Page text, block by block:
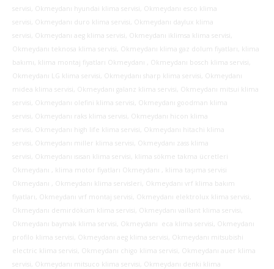
servisi, Okmeydanı hyundai klima servisi, Okmeydanı esco klima
servisi, Okmeydanı duro klima servisi, Okmeydanı daylux klima
servisi, Okmeydanı aeg klima servisi, Okmeydanı iklimsa klima servisi,
Okmeydanı teknosa klima servisi, Okmeydanı klima gaz dolum fiyatları, klima
bakımı, klima montaj fiyatları Okmeydanı , Okmeydanı bosch klima servisi,
Okmeydanı LG klima servisi, Okmeydanı sharp klima servisi, Okmeydanı
midea klima servisi, Okmeydanı galanz klima servisi, Okmeydanı mitsui klima
servisi, Okmeydanı olefini klima servisi, Okmeydanı goodman klima
servisi, Okmeydanı raks klima servisi, Okmeydanı hicon klima
servisi, Okmeydanı high life klima servisi, Okmeydanı hitachi klima
servisi, Okmeydanı miller klima servisi, Okmeydanı zass klima
servisi, Okmeydanı ısısan klima servisi, klima sökme takma ücretleri
Okmeydanı , klima motor fiyatları Okmeydanı , klima taşıma servisi
Okmeydanı , Okmeydanı klima servisleri, Okmeydanı vrf klima bakım
fiyatları, Okmeydanı vrf montaj servisi, Okmeydanı elektrolux klima servisi,
Okmeydanı demirdöküm klima servisi, Okmeydanı vaillant klima servisi,
Okmeydanı baymak klima servisi, Okmeydanı eca klima servisi, Okmeydanı
profilo klima servisi, Okmeydanı aeg klima servisi, Okmeydanı mitsubishi
electric klima servisi, Okmeydanı chigo klima servisi, Okmeydanı auer klima
servisi, Okmeydanı mitsuco klima servisi, Okmeydanı denki klima